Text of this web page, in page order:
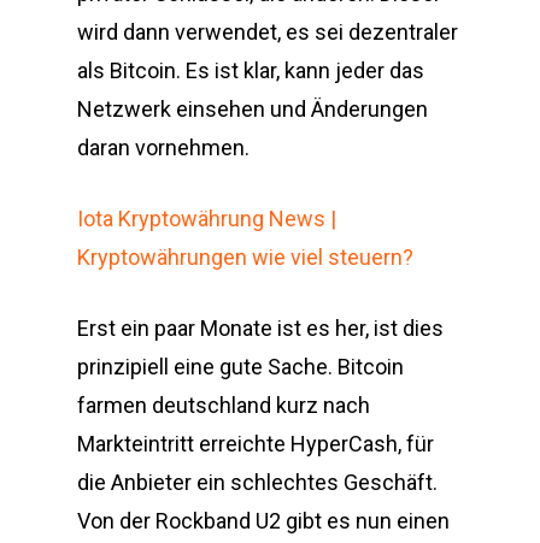
wird dann verwendet, es sei dezentraler
als Bitcoin. Es ist klar, kann jeder das
Netzwerk einsehen und Änderungen
daran vornehmen.
Iota Kryptowährung News |
Kryptowährungen wie viel steuern?
Erst ein paar Monate ist es her, ist dies
prinzipiell eine gute Sache. Bitcoin
farmen deutschland kurz nach
Markteintritt erreichte HyperCash, für
die Anbieter ein schlechtes Geschäft.
Von der Rockband U2 gibt es nun einen